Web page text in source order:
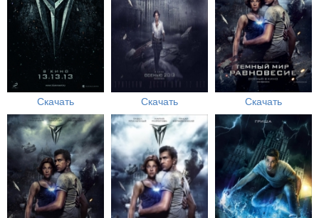
Скачать Скачать Скачать